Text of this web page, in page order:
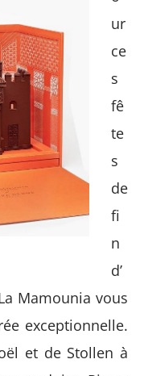
ur
ce
s
fê
te
s
de
fi
n
d’
Mamounia vous
exceptionnelle.
et de Stollen à